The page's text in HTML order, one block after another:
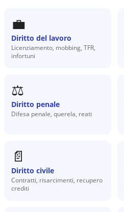
💼
Diritto del lavoro
Licenziamento, mobbing, TFR,
infortuni
⚖️
Diritto penale
Difesa penale, querela, reati
📄
Diritto civile
Contratti, risarcimenti, recupero
crediti